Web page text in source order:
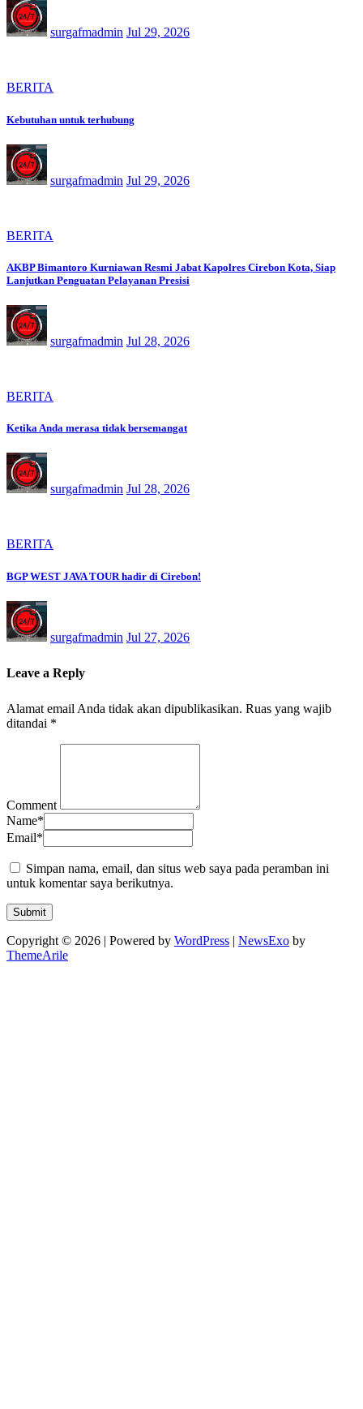
surgafmadmin Jul 29, 2026
BERITA
Kebutuhan untuk terhubung
surgafmadmin Jul 29, 2026
BERITA
AKBP Bimantoro Kurniawan Resmi Jabat Kapolres Cirebon Kota, Siap
Lanjutkan Penguatan Pelayanan Presisi
surgafmadmin Jul 28, 2026
BERITA
Ketika Anda merasa tidak bersemangat
surgafmadmin Jul 28, 2026
BERITA
BGP WEST JAVA TOUR hadir di Cirebon!
surgafmadmin Jul 27, 2026
Leave a Reply
Alamat email Anda tidak akan dipublikasikan. Ruas yang wajib
ditandai *
Comment
Name*
Email*
Simpan nama, email, dan situs web saya pada peramban ini
untuk komentar saya berikutnya.
Copyright © 2026 | Powered by WordPress | NewsExo by
ThemeArile